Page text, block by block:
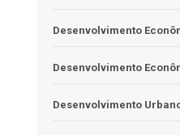
Desenvolvimento
Desenvolvimento
Desenvolvimento